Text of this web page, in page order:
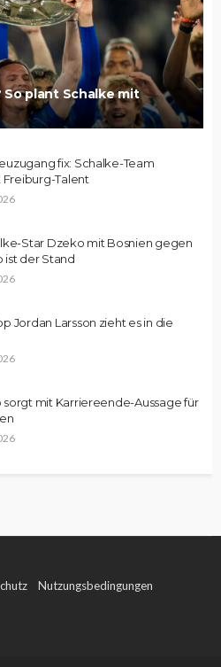
plant Schalke mit
fix: Schalke-Team
Talent
Star Dzeko mit Bosnien gegen
ist der Stand
Jordan Larsson zieht es in die
sorgt mit Karriereende-Aussage für
Nutzungsbedingungen